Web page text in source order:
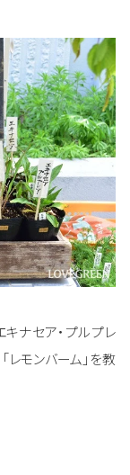
ナセア・プルプレ
レモンバーム」を教